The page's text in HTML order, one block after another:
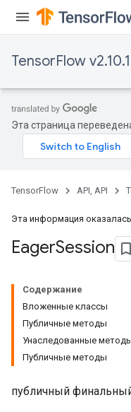
TensorFlow v2.10.1
Эта страница
TensorFlow API, API
Эта информация
EagerSession
Содержание
Вложенные классы
Публичные методы
Унаследованные
Публичные методы
публичный